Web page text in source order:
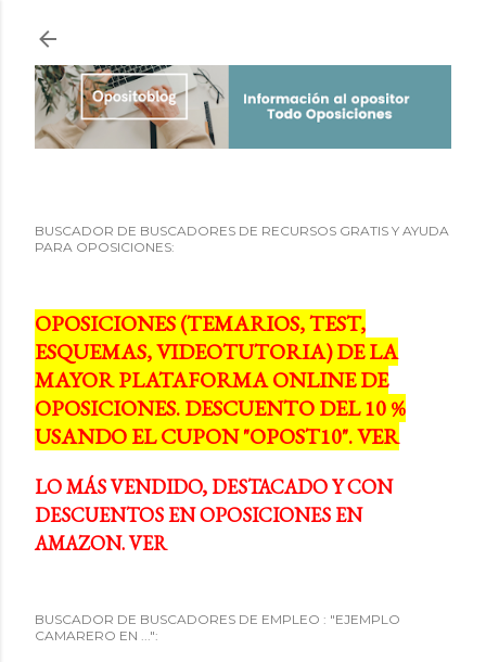
BUSCADOR DE BUSCADORES DE RECURSOS GRATIS Y AYUDA
PARA OPOSICIONES:
OPOSICIONES (TEMARIOS, TEST,
ESQUEMAS, VIDEOTUTORIA) DE LA
MAYOR PLATAFORMA ONLINE DE
OPOSICIONES. DESCUENTO DEL 10 %
USANDO EL CUPON "OPOST10". VER
LO MÁS VENDIDO, DESTACADO Y CON
DESCUENTOS EN OPOSICIONES EN
AMAZON. VER
BUSCADOR DE BUSCADORES DE EMPLEO : "EJEMPLO
CAMARERO EN ...":